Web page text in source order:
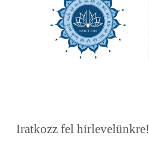
Iratkozz fel hírlevelünkre!